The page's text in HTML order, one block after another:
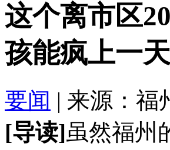
这个离市区
孩能疯上一天
要闻 | 来源：福
[导读]虽然福州